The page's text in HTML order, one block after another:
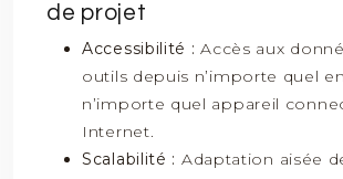
de projet
Accessibilité :Accès aux
outils depuis n’importe quel
n’importe quel appareil
Internet.
Scalabilité : Adaptation aisée